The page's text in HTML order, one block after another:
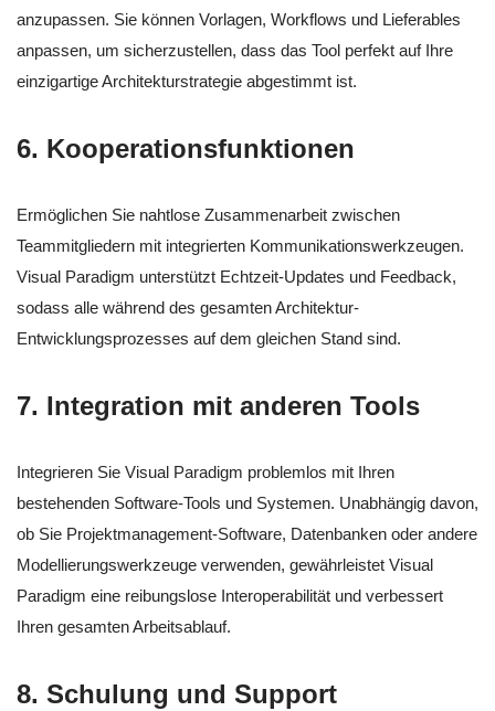
anzupassen. Sie können Vorlagen, Workflows und Lieferables
anpassen, um sicherzustellen, dass das Tool perfekt auf Ihre
einzigartige Architekturstrategie abgestimmt ist.
6. Kooperationsfunktionen
Ermöglichen Sie nahtlose Zusammenarbeit zwischen
Teammitgliedern mit integrierten Kommunikationswerkzeugen.
Visual Paradigm unterstützt Echtzeit-Updates und Feedback,
sodass alle während des gesamten Architektur-
Entwicklungsprozesses auf dem gleichen Stand sind.
7. Integration mit anderen Tools
Integrieren Sie Visual Paradigm problemlos mit Ihren
bestehenden Software-Tools und Systemen. Unabhängig davon,
ob Sie Projektmanagement-Software, Datenbanken oder andere
Modellierungswerkzeuge verwenden, gewährleistet Visual
Paradigm eine reibungslose Interoperabilität und verbessert
Ihren gesamten Arbeitsablauf.
8. Schulung und Support